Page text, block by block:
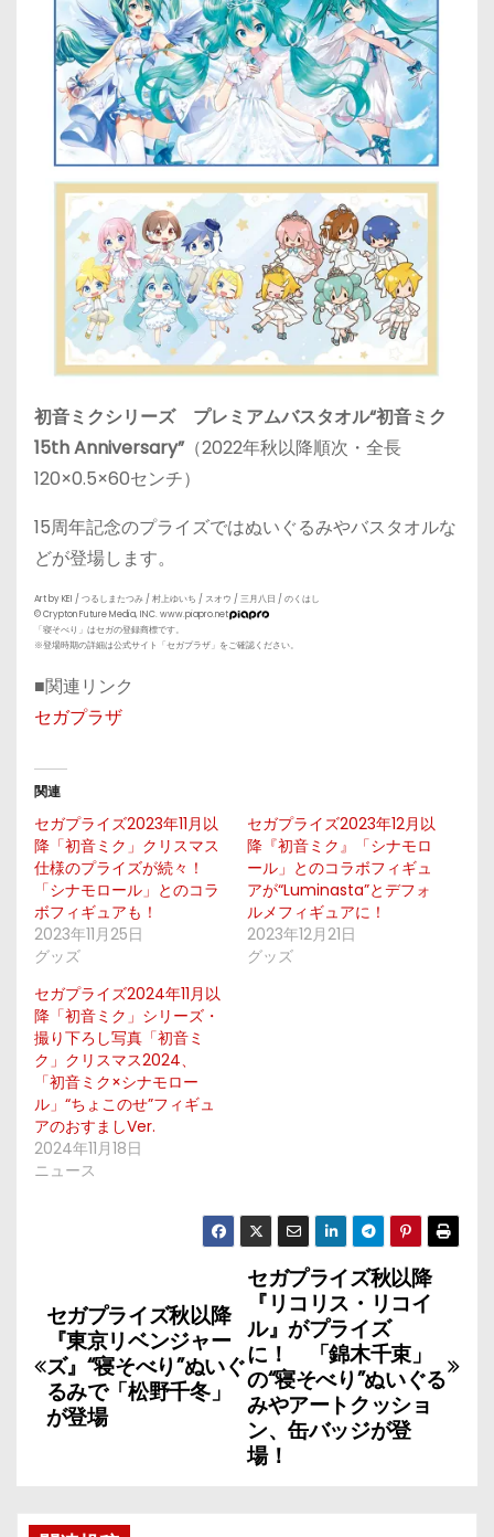
初音ミクシリーズ プレミアムバスタオル“初音ミク
15th Anniversary”（2022年秋以降順次・全長
120×0.5×60センチ）
15周年記念のプライズではぬいぐるみやバスタオルな
どが登場します。
Art by KEI / つるしまたつみ / 村上ゆいち / スオウ / 三月八日 / のくはし
© Crypton Future Media, INC. www.piapro.net
「寝そべり」はセガの登録商標です。
※登場時期の詳細は公式サイト「セガプラザ」をご確認ください。
■関連リンク
セガプラザ
関連
セガプライズ2023年11月以
降「初音ミク」クリスマス
仕様のプライズが続々！
「シナモロール」とのコラ
ボフィギュアも！
2023年11月25日
グッズ
セガプライズ2023年12月以
降『初音ミク』「シナモロ
ール」とのコラボフィギュ
アが“Luminasta”とデフォ
ルメフィギュアに！
2023年12月21日
グッズ
セガプライズ2024年11月以
降「初音ミク」シリーズ・
撮り下ろし写真「初音ミ
ク」クリスマス2024、
「初音ミク×シナモロー
ル」“ちょこのせ”フィギュ
アのおすましVer.
2024年11月18日
ニュース
稿
ナ
ビ
ー
セガプライズ秋以降
『リコリス・リコイ
ル』がプライズ
に！ 「錦木千束」
の“寝そべり”ぬいぐる
みやアートクッショ
ン、缶バッジが登
場！
セガプライズ秋以降
『東京リベンジャー
ズ』“寝そべり”ぬいぐ
るみで「松野千冬」
が登場